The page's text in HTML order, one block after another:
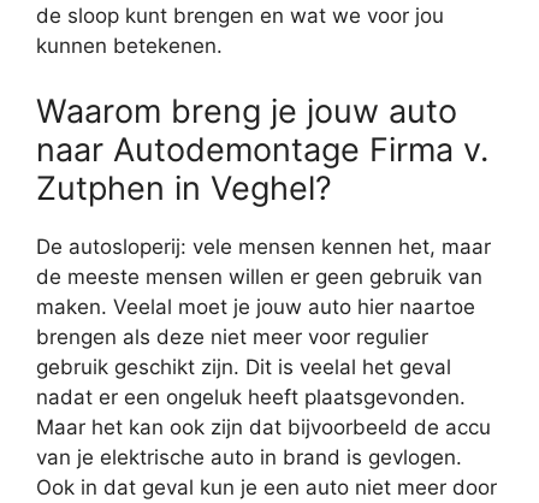
de sloop kunt brengen en wat we voor jou
kunnen betekenen.
Waarom breng je jouw auto
naar Autodemontage Firma v.
Zutphen in Veghel?
De autosloperij: vele mensen kennen het, maar
de meeste mensen willen er geen gebruik van
maken. Veelal moet je jouw auto hier naartoe
brengen als deze niet meer voor regulier
gebruik geschikt zijn. Dit is veelal het geval
nadat er een ongeluk heeft plaatsgevonden.
Maar het kan ook zijn dat bijvoorbeeld de accu
van je elektrische auto in brand is gevlogen.
Ook in dat geval kun je een auto niet meer door